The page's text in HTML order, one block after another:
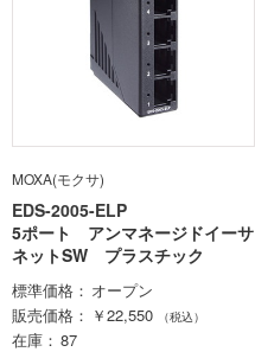
MOXA(モクサ)
EDS-2005-ELP
5ポート アンマネージドイーサ
ネットSW プラスチック
標準価格
オープン
販売価格
￥22,550 （税込）
在庫
87